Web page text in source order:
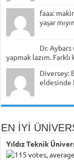
faaa:
yaşar
Dr.
yapmak lazım.
Diversey:
eldesinde
EN İYİ
Yıldız Teknik